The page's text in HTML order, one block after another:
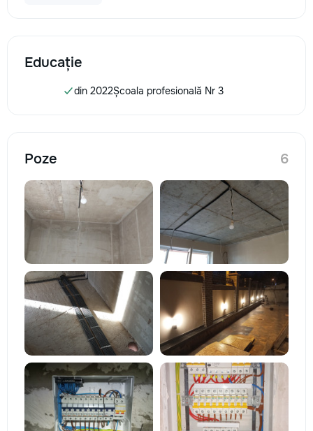
Educație
din 2022Școala profesională Nr 3
Poze 6